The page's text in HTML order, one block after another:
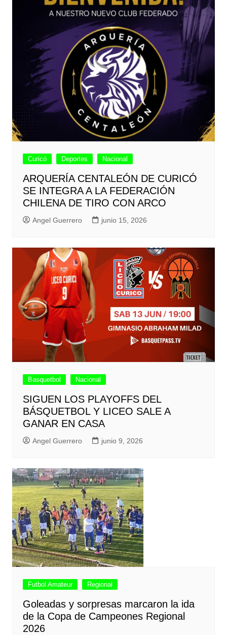
Curicó Deportes Nacional
ARQUERÍA CENTALEÓN DE CURICÓ
SE INTEGRA A LA FEDERACIÓN
CHILENA DE TIRO CON ARCO
Angel Guerrero junio 15, 2026
Basquetbol Nacional
SIGUEN LOS PLAYOFFS DEL
BÁSQUETBOL Y LICEO SALE A
GANAR EN CASA
Angel Guerrero junio 9, 2026
Futbol Amateur Regional
Goleadas y sorpresas marcaron la ida
de la Copa de Campeones Regional
2026